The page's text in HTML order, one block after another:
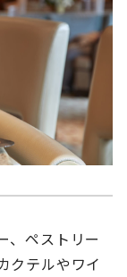
、ペストリー
クテルやワイ